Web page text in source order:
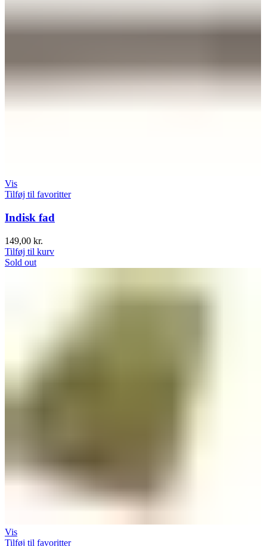
Vis
Tilføj til favoritter
Indisk fad
149,00 kr.
Tilføj til kurv
Sold out
Vis
Tilføj til favoritter